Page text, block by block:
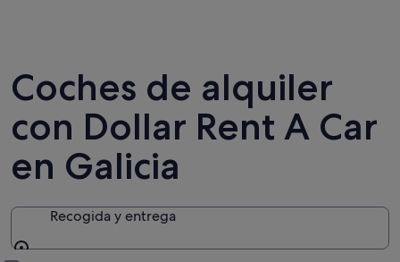
Coches de alquiler
con Dollar Rent A Car
en Galicia
Recogida y entrega